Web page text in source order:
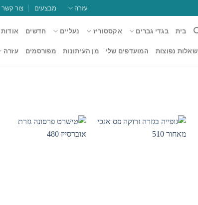
עזרה מבצעים צור קשר
בית בגדי גברים אקססוריז נעליים חדשים אודות
שאלות נפוצות המועדפים שלי מן העיתונות מפורסמים עזרה